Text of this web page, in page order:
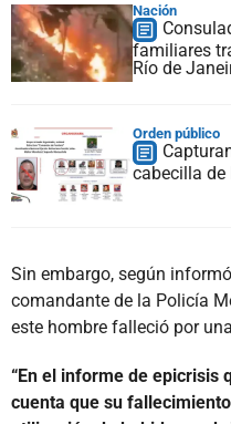
Nación
familiares
Río de
Orden público
cabecilla de
Sin embargo, según
comandante de la Policía
este hombre falleció por
“En el informe de epicrisis
cuenta que su